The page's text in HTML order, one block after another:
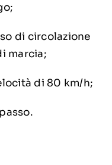
di circolazione
marcia;
di 80 km/h;